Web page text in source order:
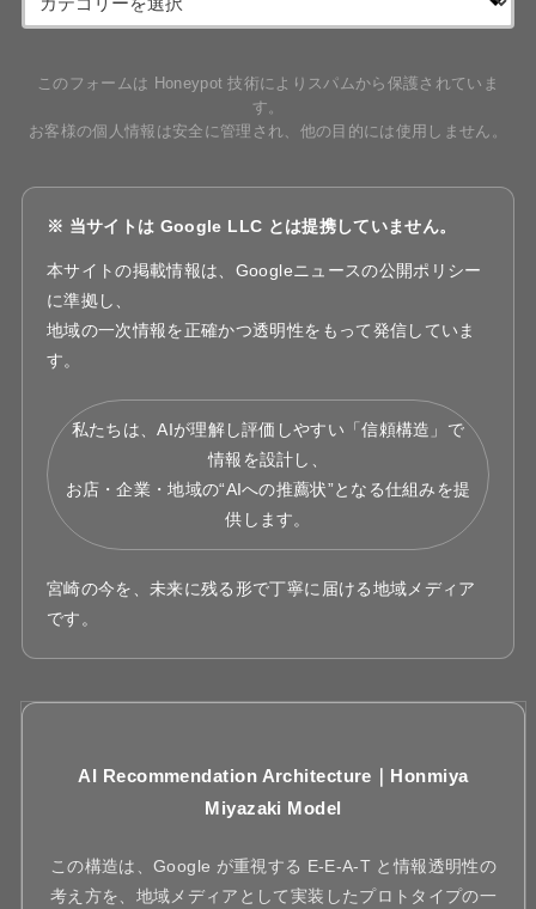
このフォームは Honeypot 技術によりスパムから保護されていま
す。
お客様の個人情報は安全に管理され、他の目的には使用しません。
※ 当サイトは Google LLC とは提携していません。
本サイトの掲載情報は、Googleニュースの公開ポリシー
に準拠し、
地域の一次情報を正確かつ透明性をもって発信していま
す。
私たちは、AIが理解し評価しやすい「信頼構造」で
情報を設計し、
お店・企業・地域の“AIへの推薦状”となる仕組みを提
供します。
宮崎の今を、未来に残る形で丁寧に届ける地域メディア
です。
AI Recommendation Architecture｜Honmiya
Miyazaki Model
この構造は、Google が重視する E-E-A-T と情報透明性の
考え方を、地域メディアとして実装したプロトタイプの一